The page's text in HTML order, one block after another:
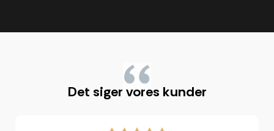
"
Det siger vores kunder